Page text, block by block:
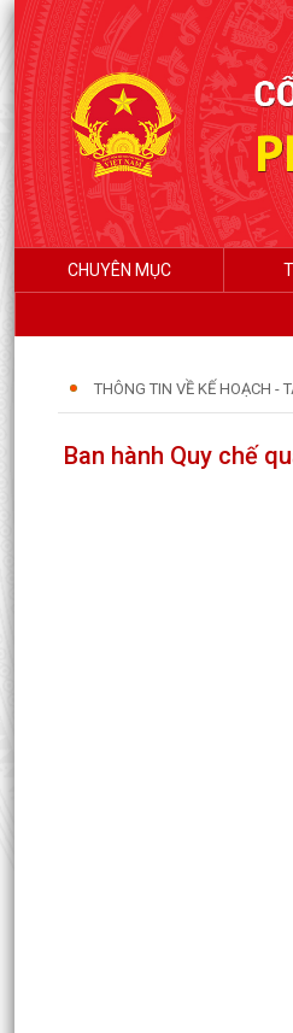
CHUYÊN MỤC
THÔNG TIN VỀ KẾ HOẠCH -
Ban hành Quy chế